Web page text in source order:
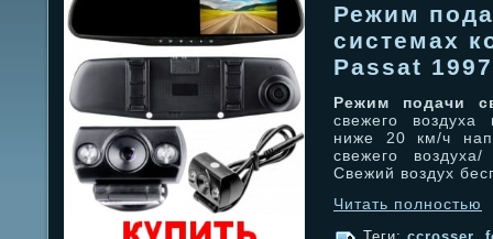
Режим
системах
Passat 1997
Режим подачи
свежего воздуха
ниже 20 км/ч
свежего
Свежий воздух
Читать полностью